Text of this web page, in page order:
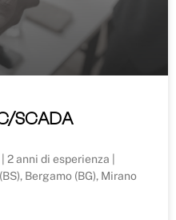
SCADA
anni di esperienza |
Bergamo (BG), Mirano